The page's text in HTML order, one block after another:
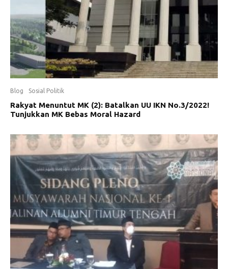
Blog Sosial Politik
Rakyat Menuntut MK (2): Batalkan UU IKN No.3/2022!
Tunjukkan MK Bebas Moral Hazard